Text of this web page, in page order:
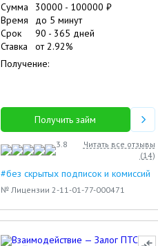
Сумма 30000 - 100000 ₽
Время
до 5 минут
Срок
90 - 365 дней
Ставка
от2.92%
Получение:
Получить займ
3.8
Читать все отзывы
(14)
#без скрытых подписок и комиссий
№ Лицензии 2-11-01-77-000471